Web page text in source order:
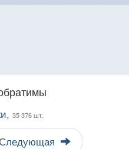
35 376 шт.
Следующая